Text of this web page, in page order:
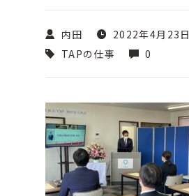
内田
2022年4月23日
TAPの仕事
0